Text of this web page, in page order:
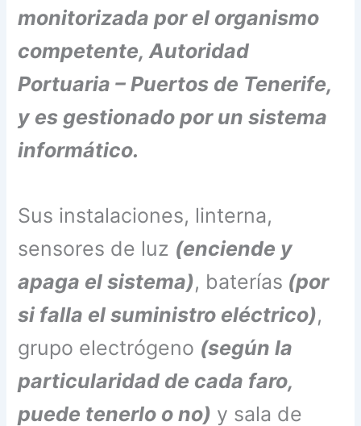
monitorizada por el organismo
competente, Autoridad
Portuaria – Puertos de Tenerife,
y es gestionado por un sistema
informático.
Sus instalaciones, linterna,
sensores de luz (enciende y
apaga el sistema), baterías (por
si falla el suministro eléctrico),
grupo electrógeno (según la
particularidad de cada faro,
puede tenerlo o no) y sala de